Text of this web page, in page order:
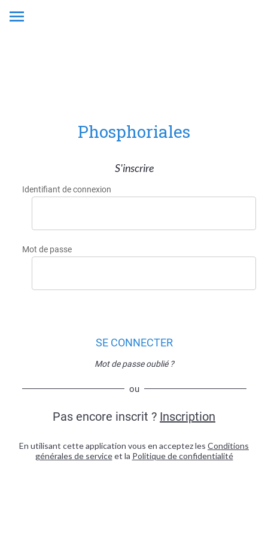
Phosphoriales
S'inscrire
Identifiant de connexion
Mot de passe
SE CONNECTER
Mot de passe oublié ?
ou
Pas encore inscrit ? Inscription
En utilisant cette application vous en acceptez les Conditions
générales de serviceet la Politique de confidentialité